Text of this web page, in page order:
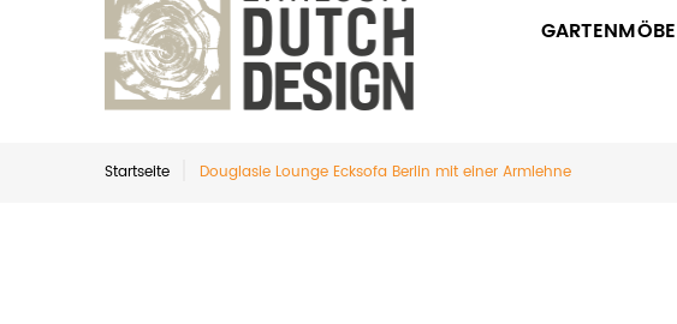
Startseite Douglasie Lounge Ecksofa Berlin mit einer Armlehne